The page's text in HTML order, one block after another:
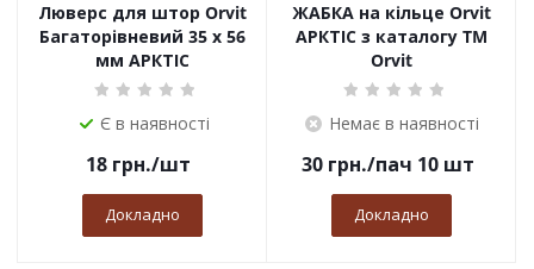
Люверс для штор Orvit
Багаторівневий 35 х 56
мм АРКТІС
Є в наявності
18 грн./шт
Докладно
ЖАБКА на кільце Orvit
АРКТІС з каталогу TM
Orvit
Немає в наявності
30грн./пач 10 шт
Докладно